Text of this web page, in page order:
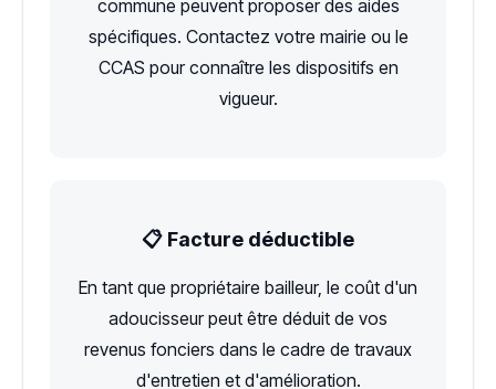
commune peuvent proposer des aides
spécifiques. Contactez votre mairie ou le
CCAS pour connaître les dispositifs en
vigueur.
📋 Facture déductible
En tant que propriétaire bailleur, le coût d'un
adoucisseur peut être déduit de vos
revenus fonciers dans le cadre de travaux
d'entretien et d'amélioration.